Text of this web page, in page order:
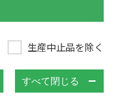
生産中止品を除く
すべて閉じる